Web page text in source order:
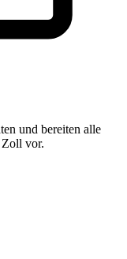
und bereiten alle
Zoll vor.